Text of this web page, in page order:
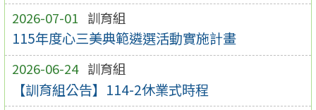
2026-07-01 訓育組
115年度心三美典範遴選活動實施計畫
2026-06-24 訓育組
【訓育組公告】114-2休業式時程